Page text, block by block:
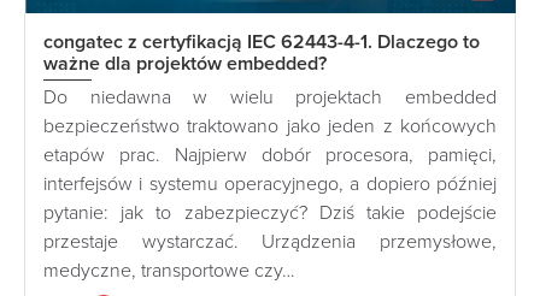
congatec z certyfikacją IEC 62443-4-1. Dlaczego to
ważne dla projektów embedded?
Do niedawna w wielu projektach embedded
bezpieczeństwo traktowano jako jeden z końcowych
etapów prac. Najpierw dobór procesora, pamięci,
interfejsów i systemu operacyjnego, a dopiero później
pytanie: jak to zabezpieczyć? Dziś takie podejście
przestaje wystarczać. Urządzenia przemysłowe,
medyczne, transportowe czy…